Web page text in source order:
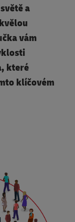
a
vám
které
klíčovém